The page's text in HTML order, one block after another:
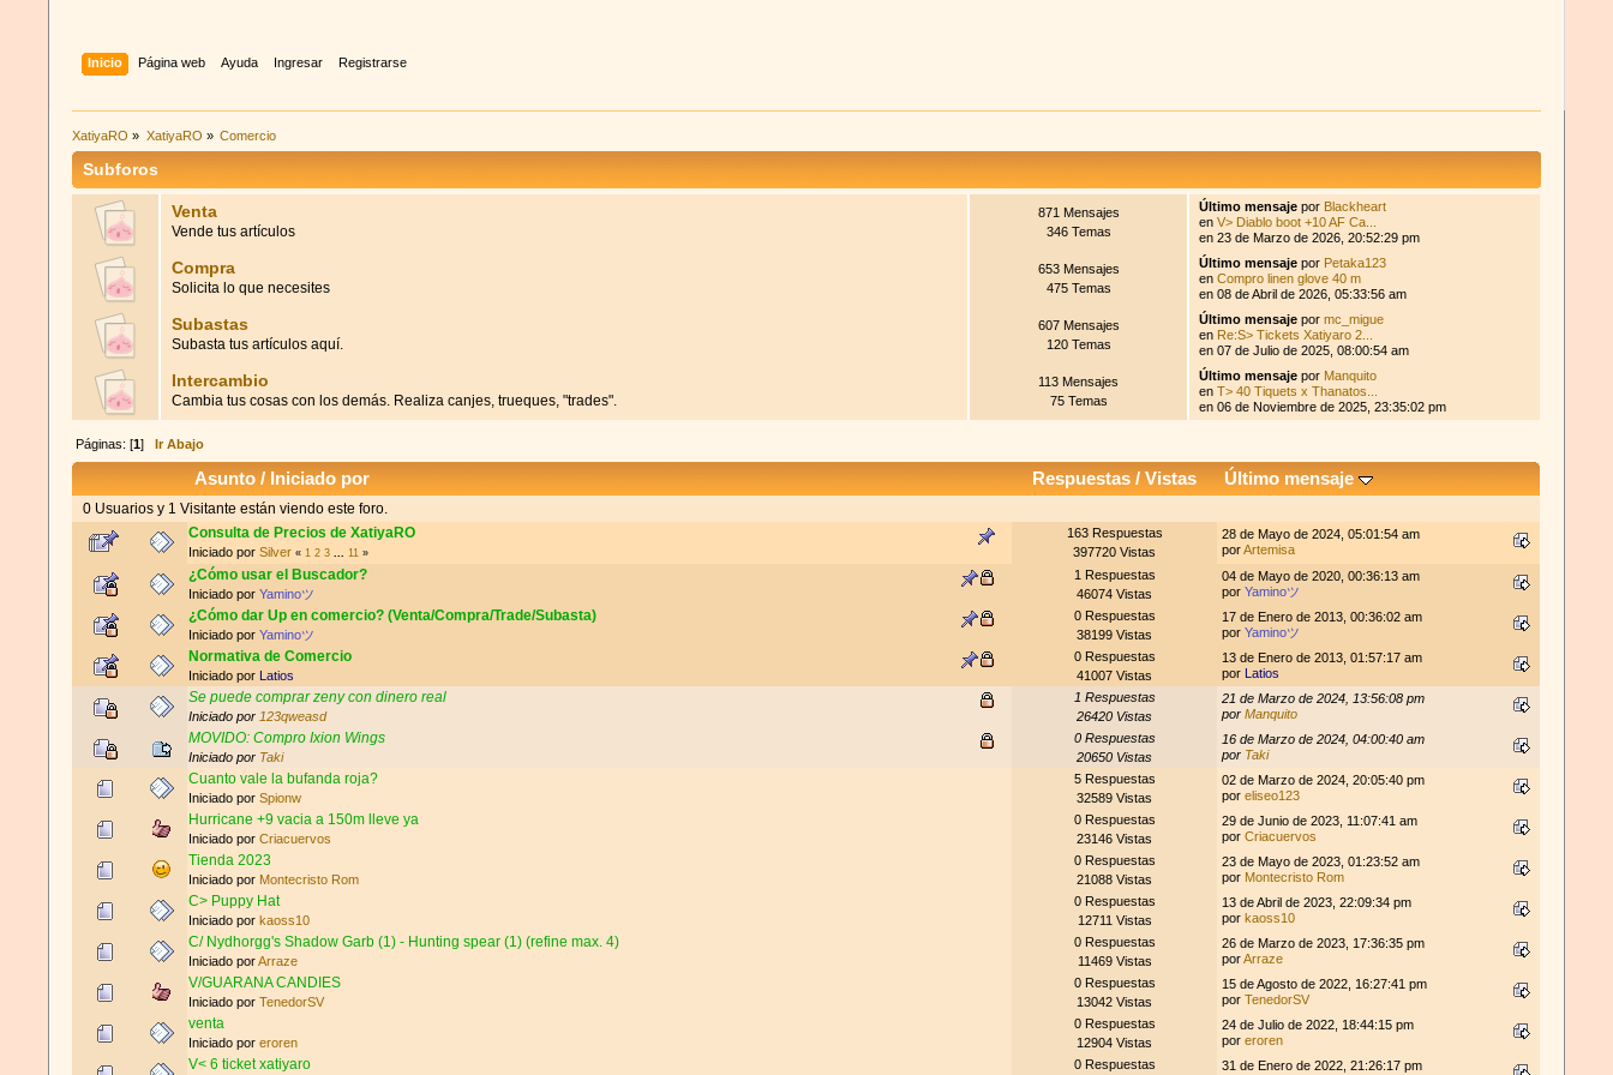
Inicio Página web Ayuda Ingresar Registrarse
XatiyaRO » XatiyaRO » Comercio
Subforos
Venta
Vende tus artículos
871 Mensajes
346 Temas
Último mensajepor Blackheart
en V> Diablo boot +10 AF Ca...
en 23 de Marzo de 2026, 20:52:29 pm
Compra
Solicita lo que necesites
653 Mensajes
475 Temas
Último mensajepor Petaka123
en Compro linen glove 40 m
en 08 de Abril de 2026, 05:33:56 am
Subastas
Subasta tus artículos aquí.
607 Mensajes
120 Temas
Último mensajepor mc_migue
en Re:S> Tickets Xatiyaro 2...
en 07 de Julio de 2025, 08:00:54 am
Intercambio
Cambia tus cosas con los demás. Realiza canjes, trueques, "trades".
113 Mensajes
75 Temas
Último mensajepor Manquito
en T> 40 Tiquets x Thanatos...
en 06 de Noviembre de 2025, 23:35:02 pm
Páginas: [1] Ir Abajo
Asunto / Iniciado por Respuestas /Vistas Último mensaje
0 Usuarios y 1 Visitante están viendo este foro.
Consulta de Precios de XatiyaRO
Iniciado porSilver «1 2 3 ...11 »
163 Respuestas
397720 Vistas
28 de Mayo de 2024, 05:01:54 am
porArtemisa
¿Cómo usar el Buscador?
Iniciado porYaminoツ
1 Respuestas
46074 Vistas
04 de Mayo de 2020, 00:36:13 am
porYaminoツ
¿Cómo dar Up en comercio? (Venta/Compra/Trade/Subasta)
Iniciado porYaminoツ
0 Respuestas
38199 Vistas
17 de Enero de 2013, 00:36:02 am
porYaminoツ
Normativa de Comercio
Iniciado por Latios
0 Respuestas
41007 Vistas
13 de Enero de 2013, 01:57:17 am
por Latios
Se puede comprar zeny con dinero real
Iniciado por123qweasd
1 Respuestas
26420 Vistas
21 de Marzo de 2024, 13:56:08 pm
porManquito
MOVIDO: Compro Ixion Wings
Iniciado por Taki
0 Respuestas
20650 Vistas
16 de Marzo de 2024, 04:00:40 am
por Taki
Cuanto vale la bufanda roja?
Iniciado porSpionw
5 Respuestas
32589 Vistas
02 de Marzo de 2024, 20:05:40 pm
poreliseo123
Hurricane +9 vacia a 150m lleve ya
Iniciado porCriacuervos
0 Respuestas
23146 Vistas
29 de Junio de 2023, 11:07:41 am
porCriacuervos
Tienda 2023
Iniciado por Montecristo Rom
0 Respuestas
21088 Vistas
23 de Mayo de 2023, 01:23:52 am
por Montecristo Rom
C> Puppy Hat
Iniciado por kaoss10
0 Respuestas
12711 Vistas
13 de Abril de 2023, 22:09:34 pm
por kaoss10
C/ Nydhorgg's Shadow Garb (1) - Hunting spear (1) (refine max. 4)
Iniciado porArraze
0 Respuestas
11469 Vistas
26 de Marzo de 2023, 17:36:35 pm
porArraze
V/GUARANA CANDIES
Iniciado porTenedorSV
0 Respuestas
13042 Vistas
15 de Agosto de 2022, 16:27:41 pm
porTenedorSV
venta
Iniciado poreroren
0 Respuestas
12904 Vistas
24 de Julio de 2022, 18:44:15 pm
poreroren
V< 6 ticket xatiyaro 0 Respuestas
31 de Enero de 2022, 21:26:17 pm